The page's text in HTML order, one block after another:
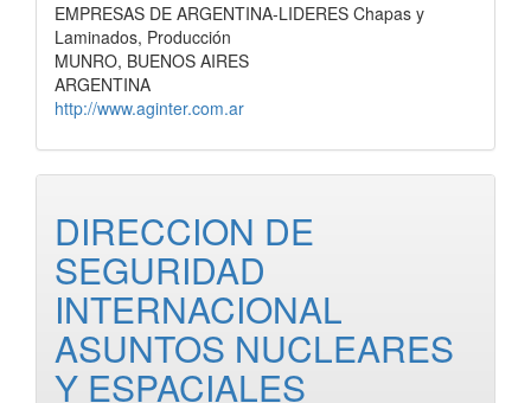
EMPRESAS DE ARGENTINA-LIDERES Chapas y
Laminados, Producción
MUNRO, BUENOS AIRES
ARGENTINA
http://www.aginter.com.ar
DIRECCION DE
SEGURIDAD
INTERNACIONAL
ASUNTOS NUCLEARES
Y ESPACIALES